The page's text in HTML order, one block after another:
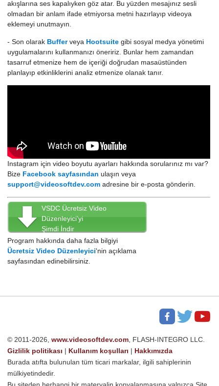
akışlarına ses kapalıyken göz atar. Bu yüzden mesajınız sesli
olmadan bir anlam ifade etmiyorsa metni hazırlayıp videoya
eklemeyi unutmayın.
- Son olarak Bufferveya Hootsuite gibi sosyal medya yönetimi
uygulamalarını kullanmanızı öneririz. Bunlar hem zamandan
tasarruf etmenize hem de içeriği doğrudan masaüstünden
planlayıp etkinliklerini analiz etmenize olanak tanır.
Instagram için video boyutu ayarları hakkında sorularınız mı var?
Bize Facebook sayfasından ulaşın veya
support@videosoftdev.com adresine bir e-posta gönderin.
VSDC Ücretsiz Video
Düzenleyici’yi
Şimdi İndir
Program hakkında daha fazla bilgiyi
Ücretsiz Video Düzenleyici'nin açıklama
sayfasından edinebilirsiniz.
© 2011-2026, www.videosoftdev.com , FLASH-INTEGRO LLC.
Gizlilik politikası | Kullanım koşulları | Hakkımızda
Burada atıfta bulunulan tüm ticari markalar, ilgili sahiplerinin
mülkiyetindedir.
Bu siteden herhangi bir materyalin kopyalanmasına yalnızca Site